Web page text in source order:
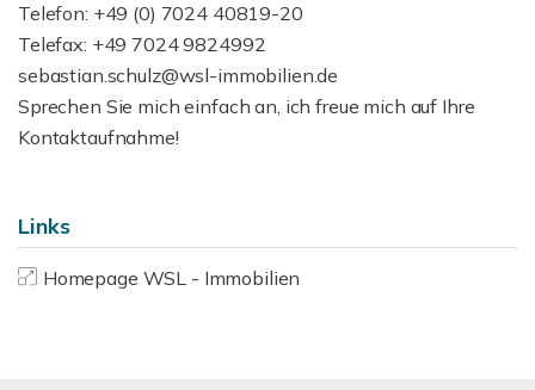
Telefon: +49 (0) 7024 40819-20
Telefax: +49 7024 9824992
sebastian.schulz@wsl-immobilien.de
Sprechen Sie mich einfach an, ich freue mich auf Ihre
Kontaktaufnahme!
Links
Homepage WSL - Immobilien